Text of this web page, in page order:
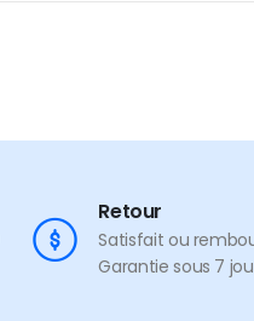
Retour
Satisfait ou
Garantie sous 7